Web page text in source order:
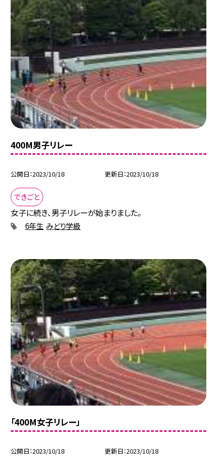
400M男子リレー
公開日 2023/10/18 更新日 2023/10/18
できごと
女子に続き、男子リレーが始まりました。
6年生 みどり学級
「400M女子リレー」
公開日 2023/10/18 更新日 2023/10/18